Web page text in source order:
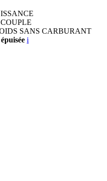
COUPLE
SANS CARBURANT
i